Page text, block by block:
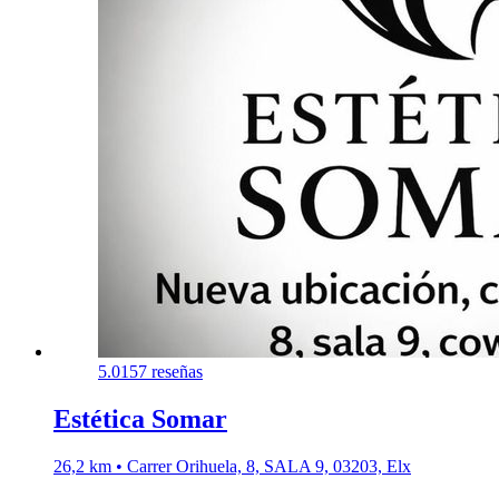
5.0157 reseñas
Estética Somar
26,2 km • Carrer Orihuela, 8, SALA 9, 03203, Elx